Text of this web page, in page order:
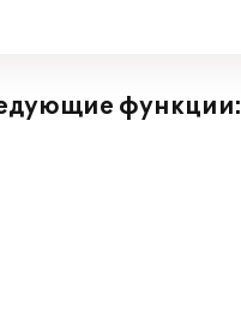
функции: